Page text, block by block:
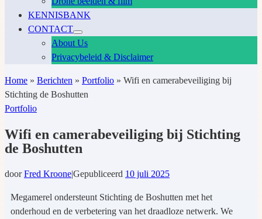
KENNISBANK
CONTACT
About Us
Privacybeleid & Disclaimer
Home » Berichten » Portfolio » Wifi en camerabeveiliging bij
Stichting de Boshutten
Portfolio
Wifi en camerabeveiliging bij Stichting
de Boshutten
doorFred Kroone|Gepubliceerd 10 juli 2025
Megamerel ondersteunt Stichting de Boshutten met het
onderhoud en de verbetering van het draadloze netwerk. We